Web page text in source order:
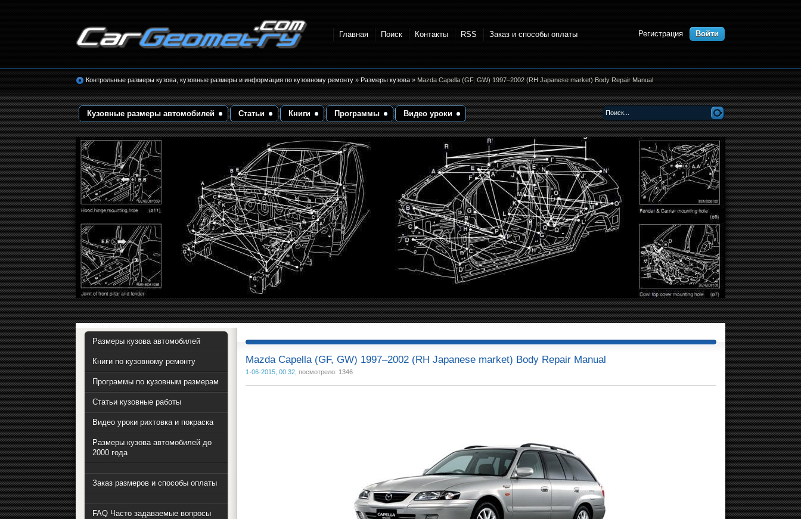
кузовные размеры. Геометрия кузова
Главная Поиск Контакты RSS Заказ и способы оплаты Регистрация Войти
Контрольные размеры кузова, кузовные размеры и информация по кузовному ремонту»Размеры кузова» Mazda Capella (GF, GW) 1997–2002 (RH Japanese market) Body Repair Manual
Кузовные размеры автомобилей Статьи Книги Программы Видео уроки
Mazda Capella (GF, GW) 1997–2002 (RH Japanese market) Body Repair Manual
1-06-2015, 00:32, посмотрело: 1346
Размеры кузова автомобилей
Книги по кузовному ремонту
Программы по кузовным размерам
Статьи кузовные работы
Видео уроки рихтовка и покраска
Размеры кузова автомобилей до
2000 года
Заказ размеров и способы оплаты
FAQ Часто задаваемые вопросы